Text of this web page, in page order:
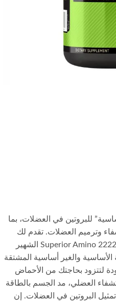
للبروتين في العضلات، بما
وترميم العضلات. تقدم لك
اوبتيموم نيوترشن اليوم منتج Superior Amino 2222 Tabs الشهير
والغير أساسية المشتقة
لتتزود بحاجتك من الأحماض
العضلي، مد الجسم بالطاقة
تمثيل البروتين في العضلات. إن